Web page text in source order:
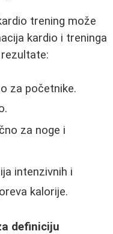
trening može
kardio i treninga
za početnike.
za noge i
intenzivnih i
kalorije.
definiciju